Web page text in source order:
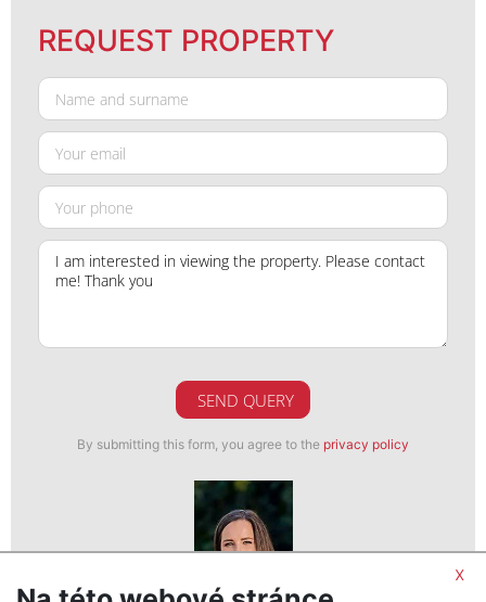
REQUEST PROPERTY
SEND QUERY
By submitting this form, you agree to the privacy policy
x